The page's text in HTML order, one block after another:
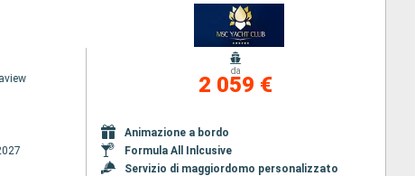
da
2 059 €
Animazione a bordo
Formula All Inlcusive
Servizio di maggiordomo personalizzato